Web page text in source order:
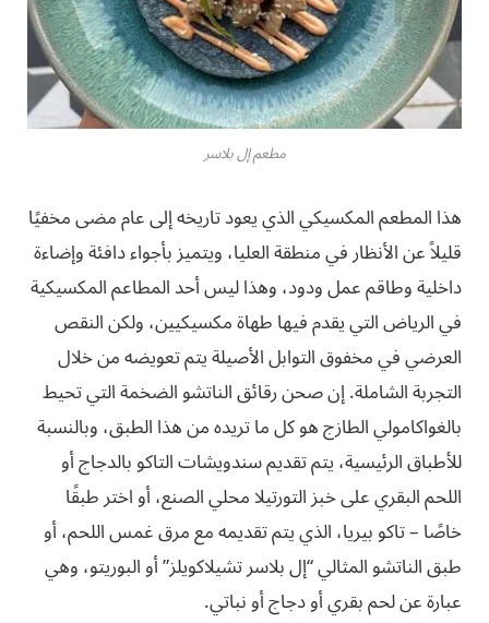
مطعم إل بلاسر
هذا المطعم المكسيكي الذي يعود تاريخه إلى عام مضى مخفيًا
قليلاً عن الأنظار في منطقة العليا، ويتميز بأجواء دافئة وإضاءة
داخلية وطاقم عمل ودود، وهذا ليس أحد المطاعم المكسيكية
في الرياض التي يقدم فيها طهاة مكسيكيين، ولكن النقص
العرضي في مخفوق التوابل الأصيلة يتم تعويضه من خلال
التجربة الشاملة. إن صحن رقائق الناتشو الضخمة التي تحيط
بالغواكامولي الطازج هو كل ما تريده من هذا الطبق، وبالنسبة
للأطباق الرئيسية، يتم تقديم سندويشات التاكو بالدجاج أو
اللحم البقري على خبز التورتيلا محلي الصنع، أو اختر طبقًا
خاصًا – تاكو بيريا، الذي يتم تقديمه مع مرق غمس اللحم، أو
طبق الناتشو المثالي “إل بلاسر تشيلاكويلز” أو البوريتو، وهي
عبارة عن لحم بقري أو دجاج أو نباتي.